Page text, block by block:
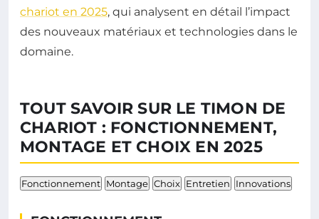
chariot en 2025, qui analysent en détail l’impact
des nouveaux matériaux et technologies dans le
domaine.
TOUT SAVOIR SUR LE TIMON DE
CHARIOT : FONCTIONNEMENT,
MONTAGE ET CHOIX EN 2025
Fonctionnement Montage Choix Entretien Innovations